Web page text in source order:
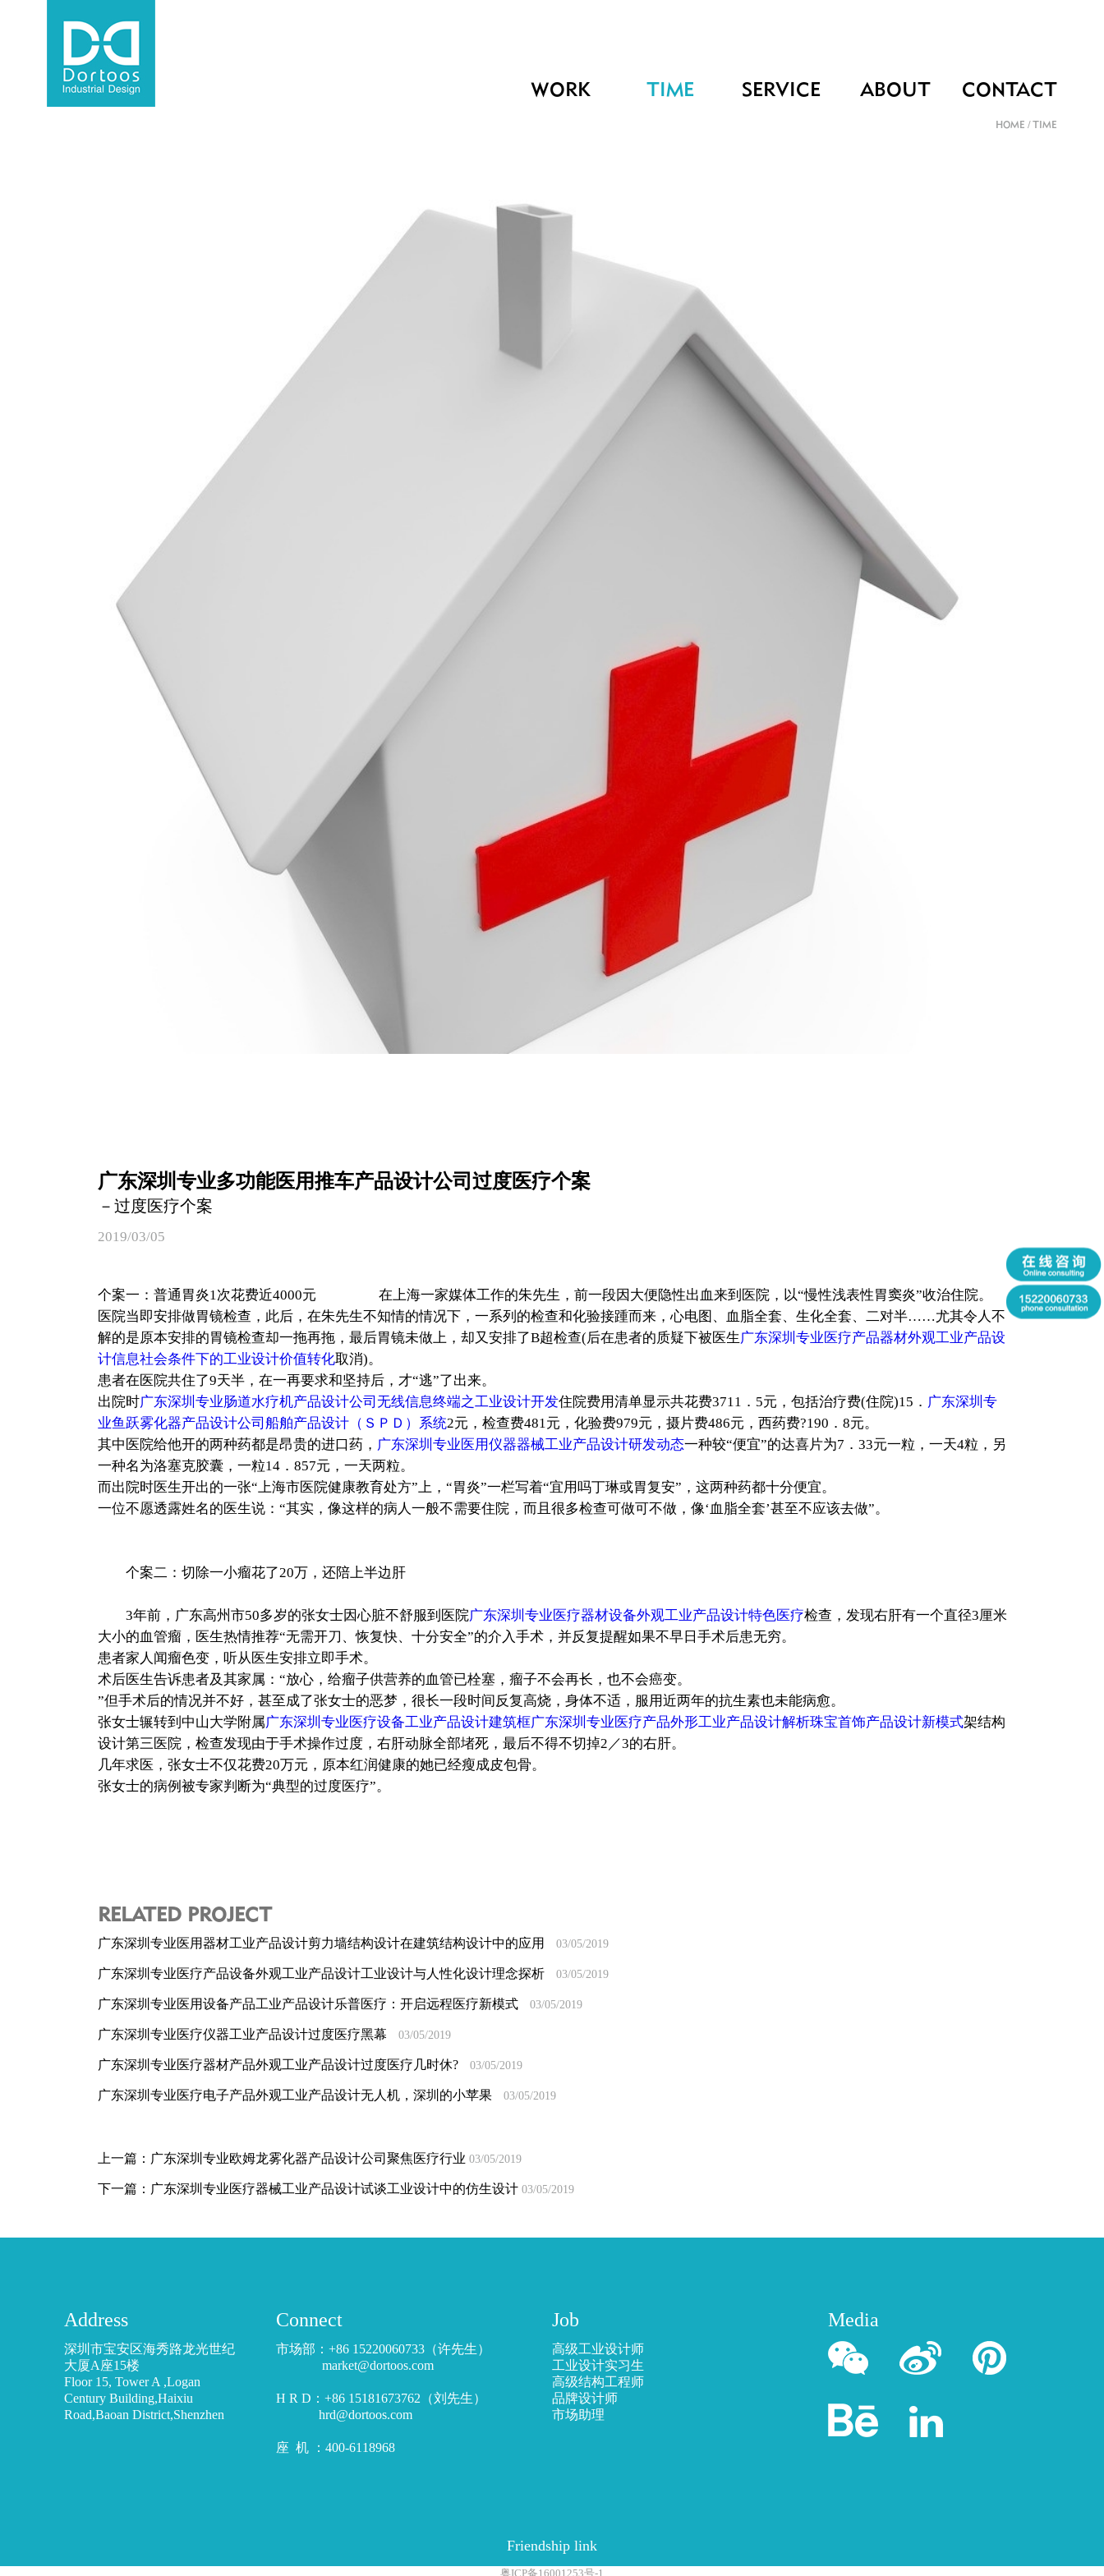
WORK TIME SERVICE ABOUT CONTACT
HOME / TIME
广东深圳专业多功能医用推车产品设计公司过度医疗个案
－过度医疗个案
2019/03/05
个案一：普通胃炎1次花费近4000元 在上海一家媒体工作的朱先生，前一段因大便隐性出血来到医院，以“慢性浅表性胃窦炎”收治住院。
医院当即安排做胃镜检查，此后，在朱先生不知情的情况下，一系列的检查和化验接踵而来，心电图、血脂全套、生化全套、二对半……尤其令人不
解的是原本安排的胃镜检查却一拖再拖，最后胃镜未做上，却又安排了B超检查(后在患者的质疑下被医生广东深圳专业医疗产品器材外观工业产品设
计信息社会条件下的工业设计价值转化取消)。
患者在医院共住了9天半，在一再要求和坚持后，才“逃”了出来。
出院时广东深圳专业肠道水疗机产品设计公司无线信息终端之工业设计开发住院费用清单显示共花费3711．5元，包括治疗费(住院)15． 广东深圳专
业鱼跃雾化器产品设计公司船舶产品设计（ＳＰＤ）系统2元，检查费481元，化验费979元，摄片费486元，西药费?190．8元。
其中医院给他开的两种药都是昂贵的进口药， 广东深圳专业医用仪器器械工业产品设计研发动态一种较“便宜”的达喜片为7．33元一粒，一天4粒，另
一种名为洛塞克胶囊，一粒14．857元，一天两粒。
而出院时医生开出的一张“上海市医院健康教育处方”上，“胃炎”一栏写着“宜用吗丁琳或胃复安”，这两种药都十分便宜。
一位不愿透露姓名的医生说：“其实，像这样的病人一般不需要住院，而且很多检查可做可不做，像‘血脂全套’甚至不应该去做”。
个案二：切除一小瘤花了20万，还陪上半边肝
3年前，广东高州市50多岁的张女士因心脏不舒服到医院广东深圳专业医疗器材设备外观工业产品设计特色医疗检查，发现右肝有一个直径3厘米
大小的血管瘤，医生热情推荐“无需开刀、恢复快、十分安全”的介入手术，并反复提醒如果不早日手术后患无穷。
患者家人闻瘤色变，听从医生安排立即手术。
术后医生告诉患者及其家属：“放心，给瘤子供营养的血管已栓塞，瘤子不会再长，也不会癌变。
”但手术后的情况并不好，甚至成了张女士的恶梦，很长一段时间反复高烧，身体不适，服用近两年的抗生素也未能病愈。
张女士辗转到中山大学附属广东深圳专业医疗设备工业产品设计建筑框广东深圳专业医疗产品外形工业产品设计解析珠宝首饰产品设计新模式架结构
设计第三医院，检查发现由于手术操作过度，右肝动脉全部堵死，最后不得不切掉2／3的右肝。
几年求医，张女士不仅花费20万元，原本红润健康的她已经瘦成皮包骨。
张女士的病例被专家判断为“典型的过度医疗”。
RELATED PROJECT
广东深圳专业医用器材工业产品设计剪力墙结构设计在建筑结构设计中的应用 03/05/2019
广东深圳专业医疗产品设备外观工业产品设计工业设计与人性化设计理念探析 03/05/2019
广东深圳专业医用设备产品工业产品设计乐普医疗：开启远程医疗新模式 03/05/2019
广东深圳专业医疗仪器工业产品设计过度医疗黑幕 03/05/2019
广东深圳专业医疗器材产品外观工业产品设计过度医疗几时休? 03/05/2019
广东深圳专业医疗电子产品外观工业产品设计无人机，深圳的小苹果 03/05/2019
上一篇： 广东深圳专业欧姆龙雾化器产品设计公司聚焦医疗行业 03/05/2019
下一篇： 广东深圳专业医疗器械工业产品设计试谈工业设计中的仿生设计03/05/2019
Address
深圳市宝安区海秀路龙光世纪
大厦A座15楼
Floor 15, Tower A ,Logan
Century Building,Haixiu
Road,Baoan District,Shenzhen
Connect
市场部：+86 15220060733（许先生）
market@dortoos.com
H R D：+86 15181673762（刘先生）
hrd@dortoos.com
座 机 ：400-6118968
Job
高级工业设计师
工业设计实习生
高级结构工程师
品牌设计师
市场助理
Media
Friendship link
粤ICP备16001253号-1